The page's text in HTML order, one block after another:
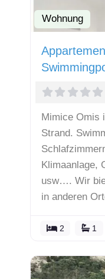
Wohnung
Mimice Omis
Strand.
Klimaanlage,
usw…. Wir
in anderen
2 1